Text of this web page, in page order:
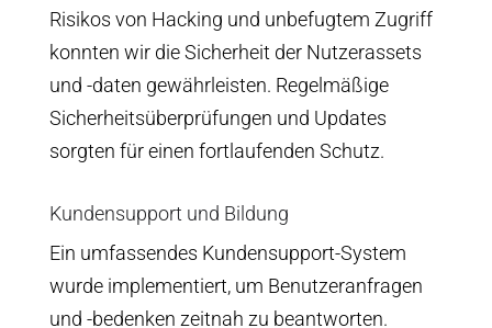
Risikos von Hacking und unbefugtem Zugriff
konnten wir die Sicherheit der Nutzerassets
und -daten gewährleisten. Regelmäßige
Sicherheitsüberprüfungen und Updates
sorgten für einen fortlaufenden Schutz.
Kundensupport und Bildung
Ein umfassendes Kundensupport-System
wurde implementiert, um Benutzeranfragen
und -bedenken zeitnah zu beantworten.